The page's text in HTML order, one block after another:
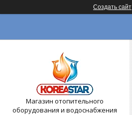
Создать сайт
Магазин отопительного
оборудования и водоснабжения